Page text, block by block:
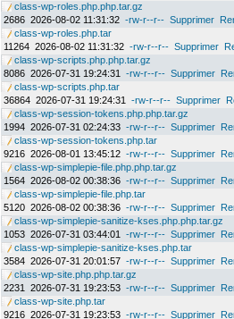
class-wp-roles.php.php.tar.gz
2686 2026-08-02 11:31:32 -rw-r--r-- Supprimer
class-wp-roles.php.tar
11264 2026-08-02 11:31:32 -rw-r--r-- Supprimer
class-wp-scripts.php.php.tar.gz
8086 2026-07-31 19:24:31 -rw-r--r-- Supprimer
class-wp-scripts.php.tar
36864 2026-07-31 19:24:31 -rw-r--r-- Supprimer
class-wp-session-tokens.php.php.tar.gz
1994 2026-07-31 02:24:33 -rw-r--r-- Supprimer
class-wp-session-tokens.php.tar
9216 2026-08-01 13:45:12 -rw-r--r-- Supprimer
class-wp-simplepie-file.php.php.tar.gz
1564 2026-08-02 00:38:36 -rw-r--r-- Supprimer
class-wp-simplepie-file.php.tar
5120 2026-08-02 00:38:36 -rw-r--r-- Supprimer
class-wp-simplepie-sanitize-kses.php.php.tar.gz
1053 2026-07-31 03:44:01 -rw-r--r-- Supprimer
class-wp-simplepie-sanitize-kses.php.tar
3584 2026-07-31 20:01:57 -rw-r--r-- Supprimer
class-wp-site.php.php.tar.gz
2231
2026-07-31 19:23:53 -rw-r--r-- Supprimer
class-wp-site.php.tar
9216 2026-07-31 19:23:53 -rw-r--r-- Supprimer